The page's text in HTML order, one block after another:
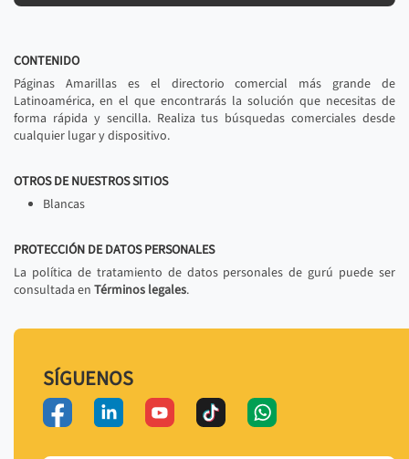
CONTENIDO
Páginas Amarillas es el directorio comercial más grande de
Latinoamérica, en el que encontrarás la solución que necesitas de
forma rápida y sencilla. Realiza tus búsquedas comerciales desde
cualquier lugar y dispositivo.
OTROS DE NUESTROS SITIOS
Blancas
PROTECCIÓN DE DATOS PERSONALES
La política de tratamiento de datos personales de gurú puede ser
consultada en Términos legales.
SÍGUENOS